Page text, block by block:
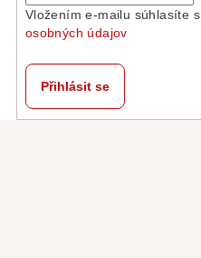
Vložením e-mailu súhlasíte s
osobných údajov
Přihlásit se